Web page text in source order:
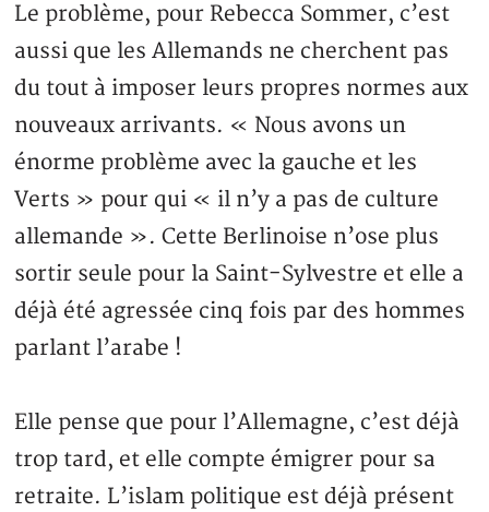
Le problème, pour Rebecca Sommer, c’est
aussi que les Allemands ne cherchent pas
du tout à imposer leurs propres normes aux
nouveaux arrivants. « Nous avons un
énorme problème avec la gauche et les
Verts » pour qui « il n’y a pas de culture
allemande ». Cette Berlinoise n’ose plus
sortir seule pour la Saint-Sylvestre et elle a
déjà été agressée cinq fois par des hommes
parlant l’arabe !
Elle pense que pour l’Allemagne, c’est déjà
trop tard, et elle compte émigrer pour sa
retraite. L’islam politique est déjà présent